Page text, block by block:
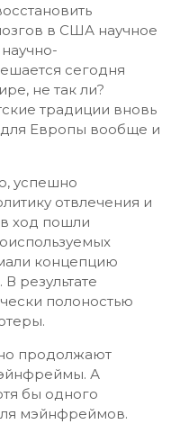
в США научное
сегодня
не так ли?
традиции вновь
для Европы вообще и
успешно
отвлечения и
ход пошли
концепцию
результате
полоностью
продолжают
А
бы одного
мэйнфреймов.